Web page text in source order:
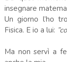
insegnare
Un giorno l’ho
Fisica. E io a lui:
Ma non servì a